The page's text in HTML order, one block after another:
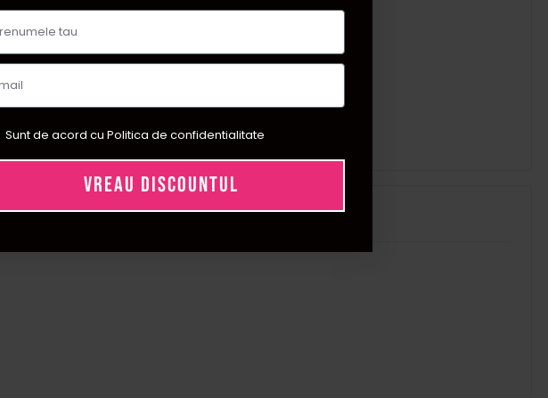
Sunt de acord cu Politica de confidentialitate
VREAU DISCOUNTUL